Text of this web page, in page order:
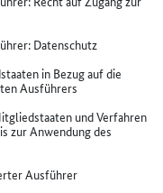
Datenschutz
in Bezug auf die
Ausführers
und Verfahren
zur Anwendung des
Ausführer